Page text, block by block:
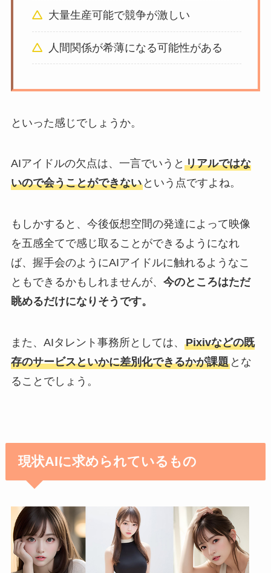
大量生産可能で競争が激しい
人間関係が希薄になる可能性がある
といった感じでしょうか。
AIアイドルの欠点は、一言でいうと リアルではな
いので会うことができないという点ですよね。
もしかすると、今後仮想空間の発達によって映像
を五感全てで感じ取ることができるようになれ
ば、握手会のようにAIアイドルに触れるようなこ
ともできるかもしれませんが、 今のところはただ
眺めるだけになりそうです。
また、AIタレント事務所としては、 Pixivなどの既
存のサービスといかに差別化できるかが課題とな
ることでしょう。
現状AIに求められているもの